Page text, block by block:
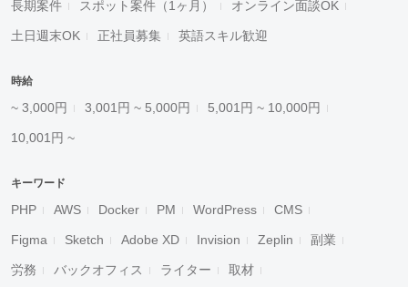
長期案件 スポット案件（1ヶ月） オンライン面談OK
土日週末OK 正社員募集 英語スキル歓迎
時給
~ 3,000円 3,001円 ~ 5,000円 5,001円 ~ 10,000円
10,001円 ~
キーワード
PHP AWS Docker PM WordPress CMS
Figma Sketch Adobe XD Invision Zeplin 副業
労務 バックオフィス ライター 取材